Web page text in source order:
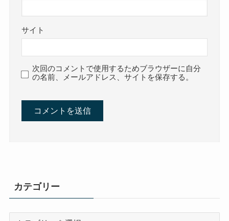
サイト
次回のコメントで使用するためブラウザーに自分
の名前、メールアドレス、サイトを保存する。
カテゴリー